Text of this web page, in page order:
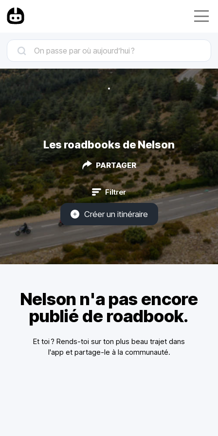
Les roadbooks de Nelson
PARTAGER
Filtrer
Créer un itinéraire
Nelson n'a pas encore
publié de roadbook.
Et toi ? Rends-toi sur ton plus beau trajet dans
l'app et partage-le à la communauté.